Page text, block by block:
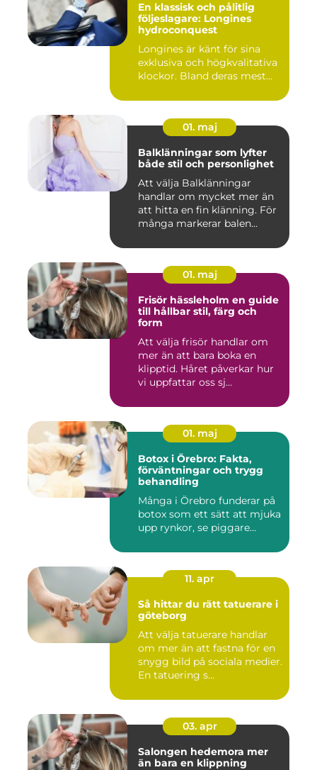
En klassisk och pålitlig
följeslagare: Longines
hydroconquest
Longines är känt för sina
exklusiva och högkvalitativa
klockor. Bland deras mest...
01. maj
Balklänningar som lyfter
både stil och personlighet
Att välja Balklänningar
handlar om mycket mer än
att hitta en fin klänning. För
många markerar balen...
01. maj
Frisör hässleholm en guide
till hållbar stil, färg och
form
Att välja frisör handlar om
mer än att bara boka en
klipptid. Håret påverkar hur
vi uppfattar oss sj...
01. maj
Botox i Örebro: Fakta,
förväntningar och trygg
behandling
Många i Örebro funderar på
botox som ett sätt att mjuka
upp rynkor, se piggare...
11. apr
Så hittar du rätt tatuerare i
göteborg
Att välja tatuerare handlar
om mer än att fastna för en
snygg bild på sociala medier.
En tatuering s...
03. apr
Salongen hedemora mer
än bara en klippning